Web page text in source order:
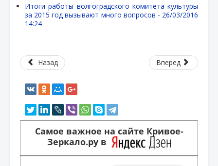
Итоги работы волгоградского комитета культуры
за 2015 год вызывают много вопросов - 26/03/2016
14:24
Назад Вперед
Самое важное на сайте Кривое-
Зеркало.ру в